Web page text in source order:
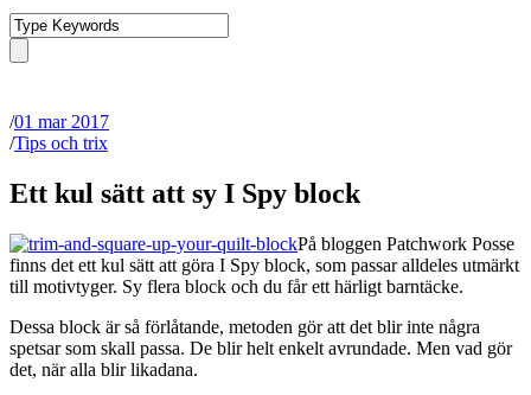
/01 mar 2017
/Tips och trix
Ett kul sätt att sy I Spy block
På bloggen Patchwork Posse
finns det ett kul sätt att göra I Spy block, som passar alldeles utmärkt
till motivtyger. Sy flera block och du får ett härligt barntäcke.
Dessa block är så förlåtande, metoden gör att det blir inte några
spetsar som skall passa. De blir helt enkelt avrundade. Men vad gör
det, när alla blir likadana.